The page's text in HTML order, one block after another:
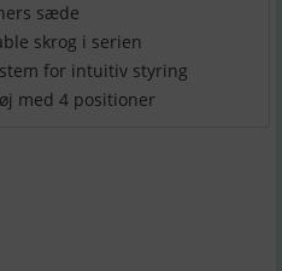
sæde
skrog i serien
for intuitiv styring
med 4 positioner